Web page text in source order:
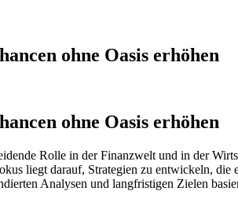
ohne Oasis erhöhen
ohne Oasis erhöhen
Rolle in der Finanzwelt und in der
liegt darauf, Strategien zu entwickeln,
Analysen und langfristigen Zielen